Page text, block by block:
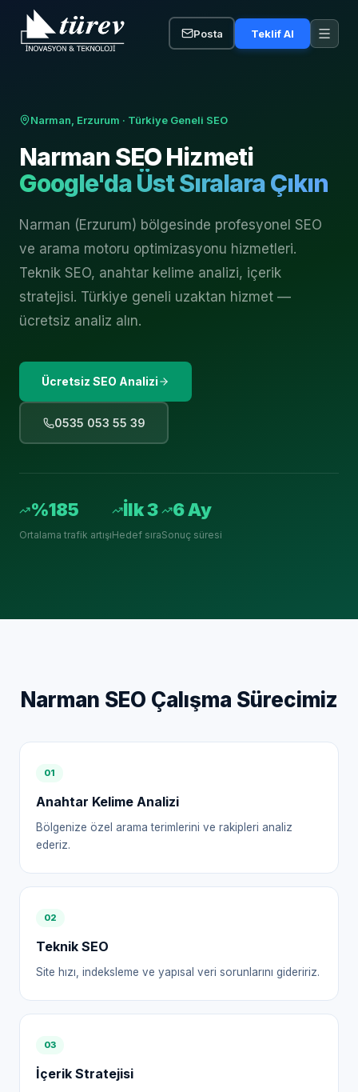
Posta Teklif Al
Narman, Erzurum · Türkiye Geneli SEO
Narman SEO Hizmeti
Google'da Üst Sıralara Çıkın
Narman (Erzurum) bölgesinde profesyonel SEO
ve arama motoru optimizasyonu hizmetleri.
Teknik SEO, anahtar kelime analizi, içerik
stratejisi. Türkiye geneli uzaktan hizmet —
ücretsiz analiz alın.
Ücretsiz SEO Analizi
0535 053 55 39
%185
Ortalama trafik artışı
İlk 3
Hedef sıra
6 Ay
Sonuç süresi
Narman SEO Çalışma Sürecimiz
01
Anahtar Kelime Analizi
Bölgenize özel arama terimlerini ve rakipleri analiz
ederiz.
02
Teknik SEO
Site hızı, indeksleme ve yapısal veri sorunlarını gideririz.
03
İçerik Stratejisi